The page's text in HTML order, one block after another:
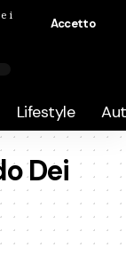
i
Accetto
Lifestyle
Dei